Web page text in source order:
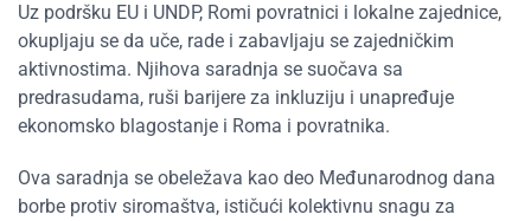
Uz podršku EU i UNDP, Romi povratnici i lokalne zajednice,
okupljaju se da uče, rade i zabavljaju se zajedničkim
aktivnostima. Njihova saradnja se suočava sa
predrasudama, ruši barijere za inkluziju i unapređuje
ekonomsko blagostanje i Roma i povratnika.
Ova saradnja se obeležava kao deo Međunarodnog dana
borbe protiv siromaštva, ističući kolektivnu snagu za